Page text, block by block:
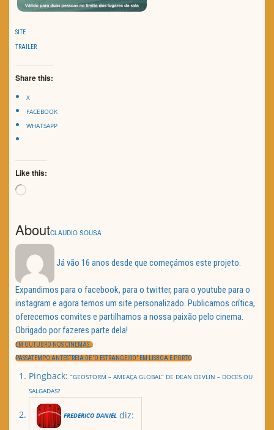
SITE
TRAILER
Share this:
X
FACEBOOK
WHATSAPP
Like this:
Loading…
AboutCLAUDIO SOUSA
Já vão 16 anos desde que começámos este projeto.
Expandimos para o facebook, para o twitter, para o youtube para o
instagram e agora temos um site personalizado. Publicamos crítica,
oferecemos convites e partilhamos a nossa paixão pelo cinema.
Obrigado por fazeres parte dela!
Navegação
de
artigos
PREVIOUS
POST:
EM OUTUBRO NOS CINEMAS…
NEXT
POST:
PASSATEMPO ANTESTREIA DE “O ESTRANGEIRO” EM LISBOA E PORTO
Pingback:“GEOSTORM – AMEAÇA GLOBAL” DE DEAN DEVLIN – DOCES OU
SALGADAS?
FREDERICO DANIEL diz: